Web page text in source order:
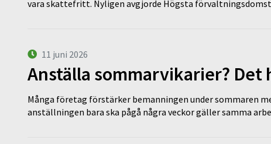
vara skattefritt. Nyligen avgjorde Högsta
11 juni 2026
Anställa sommarvikarier? Det
Många företag förstärker bemanningen under sommaren
anställningen bara ska pågå några veckor gäller samma